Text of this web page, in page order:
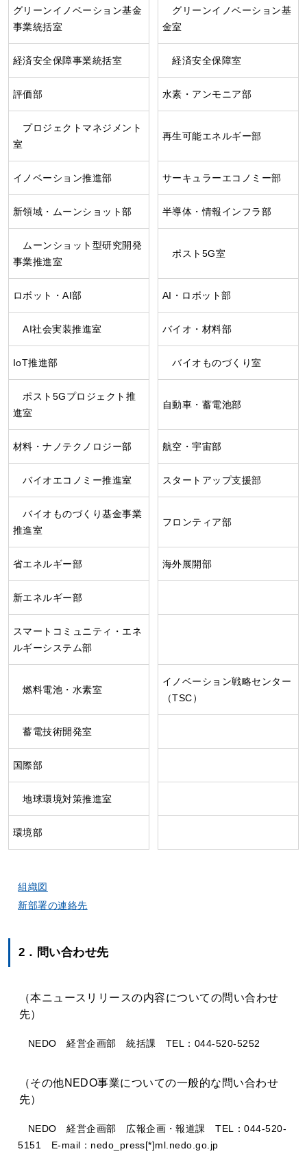
グリーンイノベーション基金
事業統括室
グリーンイノベーション基
金室
経済安全保障事業統括室 経済安全保障室
評価部 水素・アンモニア部
プロジェクトマネジメント
室
再生可能エネルギー部
イノベーション推進部 サーキュラーエコノミー部
新領域・ムーンショット部 半導体・情報インフラ部
ムーンショット型研究開発
事業推進室
ポスト5G室
ロボット・AI部 AI・ロボット部
AI社会実装推進室 バイオ・材料部
IoT推進部 バイオものづくり室
ポスト5Gプロジェクト推
進室
自動車・蓄電池部
材料・ナノテクノロジー部 航空・宇宙部
バイオエコノミー推進室 スタートアップ支援部
バイオものづくり基金事業
推進室
フロンティア部
省エネルギー部 海外展開部
新エネルギー部
スマートコミュニティ・エネ
ルギーシステム部
燃料電池・水素室
イノベーション戦略センター
（TSC）
蓄電技術開発室
国際部
地球環境対策推進室
環境部
組織図
新部署の連絡先
2．問い合わせ先
（本ニュースリリースの内容についての問い合わせ
先）
NEDO 経営企画部 統括課 TEL：044-520-5252
（その他NEDO事業についての一般的な問い合わせ
先）
NEDO 経営企画部 広報企画・報道課 TEL：044-520-
5151 E-mail：nedo_press[*]ml.nedo.go.jp